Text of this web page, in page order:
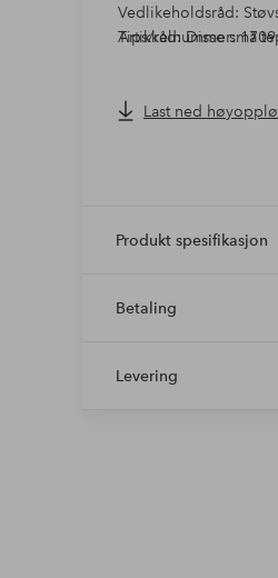
Vedlikeholdsråd:
Tips/råd: Disse små
Artikkelnummer:
Last ned
Produkt spesifikasjon
Betaling
Levering